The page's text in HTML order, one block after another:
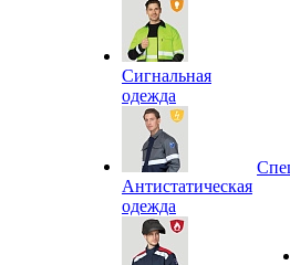
Сигнальная
одежда
Антистатическая
одежда